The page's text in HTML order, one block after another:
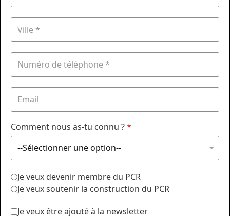
Comment nous as-tu connu ?*
Je veux devenir membre du PCR
Je veux soutenir la construction du PCR
Je veux être ajouté à la newsletter